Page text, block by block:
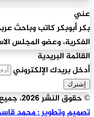
عني
بكر أبوبكر كاتب وباحث
الفكرية، وعضو المجلس
القائمة البريدية
أدخل بريدك الإلكتروني
© حقوق النشر 2026، جميع الحقوق محفوظة لـ
تصميم وتطوير : محمد